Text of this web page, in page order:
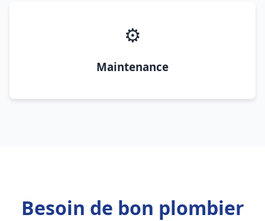
⚙️
Maintenance
Besoin de bon plombier